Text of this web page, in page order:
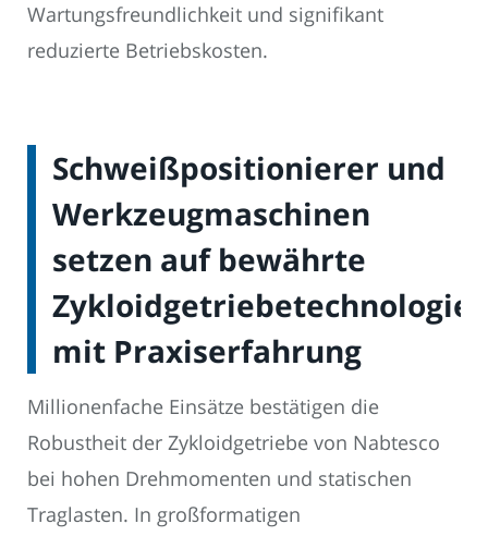
Wartungsfreundlichkeit und signifikant
reduzierte Betriebskosten.
Schweißpositionierer und
Werkzeugmaschinen
setzen auf bewährte
Zykloidgetriebetechnologie
mit Praxiserfahrung
Millionenfache Einsätze bestätigen die
Robustheit der Zykloidgetriebe von Nabtesco
bei hohen Drehmomenten und statischen
Traglasten. In großformatigen